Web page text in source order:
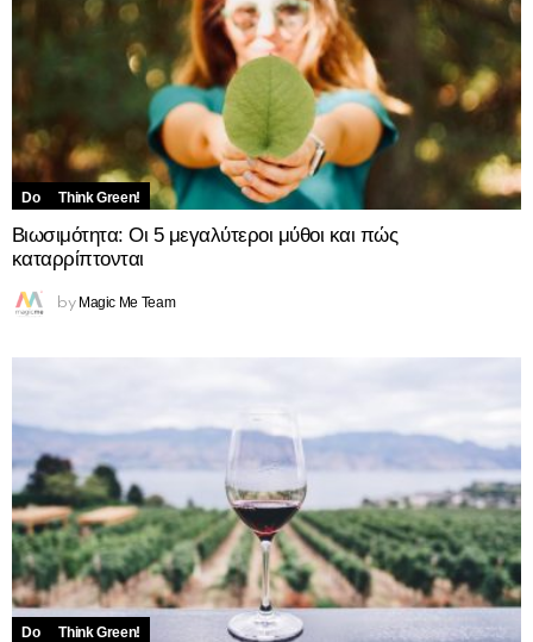
Do Think Green!
Βιωσιμότητα: Οι 5 μεγαλύτεροι μύθοι και πώς
καταρρίπτονται
by Magic Me Team
Do Think Green!